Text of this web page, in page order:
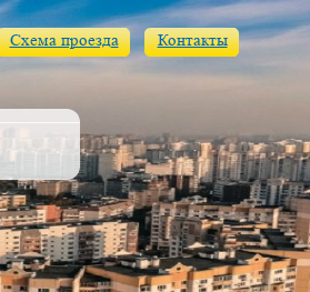
Схема проезда Контакты